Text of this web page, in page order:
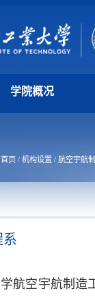
学院概况
首页 / 机构设置 / 航空宇航
系
航空宇航制造